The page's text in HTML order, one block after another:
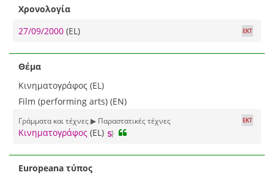
Χρονολογία
27/09/2000 (EL)
Θέμα
Κινηματογράφος (EL)
Film (performing arts) (EN)
Γράμματα και τέχνες ▶ Παραστατικές τέχνες
Κινηματογράφος (EL)
Europeana τύπος